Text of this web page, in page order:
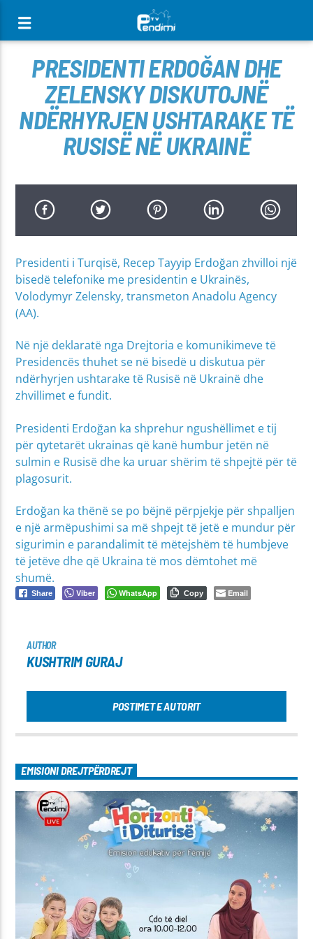
PRESIDENTI ERDOĞAN DHE
ZELENSKY DISKUTOJNË
NDËRHYRJEN USHTARAKE TË
RUSISË NË UKRAINË
Presidenti i Turqisë, Recep Tayyip Erdoğan zhvilloi një
bisedë telefonike me presidentin e Ukrainës,
Volodymyr Zelensky, transmeton Anadolu Agency
(AA).
Në një deklaratë nga Drejtoria e komunikimeve të
Presidencës thuhet se në bisedë u diskutua për
ndërhyrjen ushtarake të Rusisë në Ukrainë dhe
zhvillimet e fundit.
Presidenti Erdoğan ka shprehur ngushëllimet e tij
për qytetarët ukrainas që kanë humbur jetën në
sulmin e Rusisë dhe ka uruar shërim të shpejtë për të
plagosurit.
Erdoğan ka thënë se po bëjnë përpjekje për shpalljen
e një armëpushimi sa më shpejt të jetë e mundur për
sigurimin e parandalimit të mëtejshëm të humbjeve
të jetëve dhe që Ukraina të mos dëmtohet më
shumë.
Share Viber WhatsApp Copy Email
AUTHOR
KUSHTRIM GURAJ
POSTIMET E AUTORIT
EMISIONI DREJTPËRDREJT